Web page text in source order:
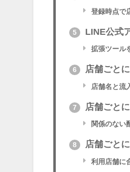
登録時点で
5 LINE公式
拡張ツール
6 店舗ごと
店舗名と流
7 店舗ごと
関係のない
8 店舗ごと
利用店舗に